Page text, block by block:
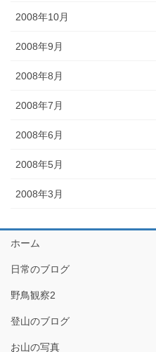
2008年10月
2008年9月
2008年8月
2008年7月
2008年6月
2008年5月
2008年3月
ホーム
日常のブログ
野鳥観察2
登山のブログ
お山の写真